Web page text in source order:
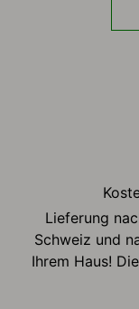
Lieferung
Schweiz und
Ihrem Haus!